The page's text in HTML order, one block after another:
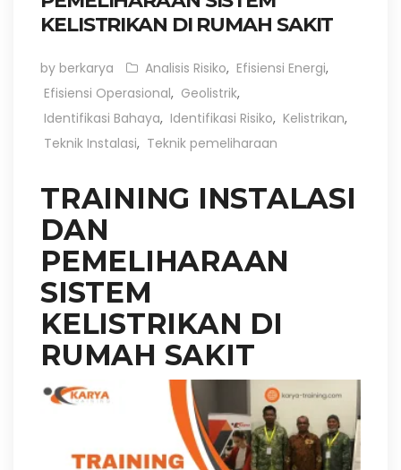
KELISTRIKAN DI RUMAH SAKIT
by berkarya Analisis Risiko, Efisiensi Energi,
Efisiensi Operasional, Geolistrik,
Identifikasi Bahaya, Identifikasi Risiko, Kelistrikan,
Teknik Instalasi, Teknik pemeliharaan
TRAINING INSTALASI
DAN
PEMELIHARAAN
SISTEM
KELISTRIKAN DI
RUMAH SAKIT